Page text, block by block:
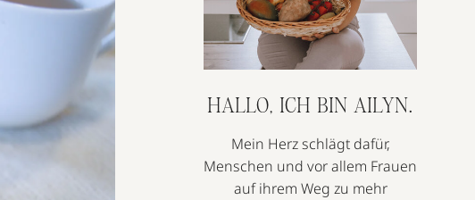
HALLO, ICH BIN AILYN.
Mein Herz schlägt dafür,
Menschen und vor allem Frauen
auf ihrem Weg zu mehr